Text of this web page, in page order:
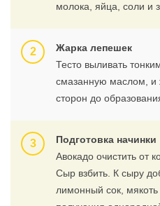
молока, яйца, соли и
Жарка лепешек
Тесто выливать
смазанную маслом, и
сторон до
Подготовка начинки
Авокадо очистить от
Сыр взбить. К сыру
лимонный сок, мякоть